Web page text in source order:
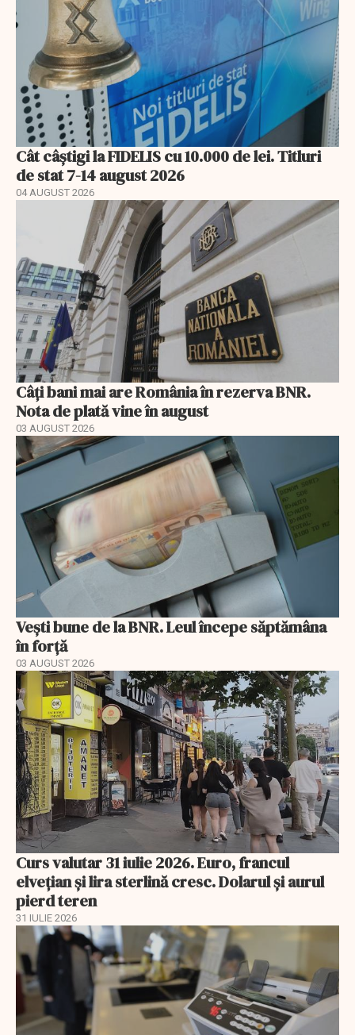
Cât câștigi la FIDELIS cu 10.000 de lei. Titluri
de stat 7-14 august 2026
04 AUGUST 2026
Câți bani mai are România în rezerva BNR.
Nota de plată vine în august
03 AUGUST 2026
Vești bune de la BNR. Leul începe săptămâna
în forță
03 AUGUST 2026
Curs valutar 31 iulie 2026. Euro, francul
elvețian și lira sterlină cresc. Dolarul și aurul
pierd teren
31 IULIE 2026